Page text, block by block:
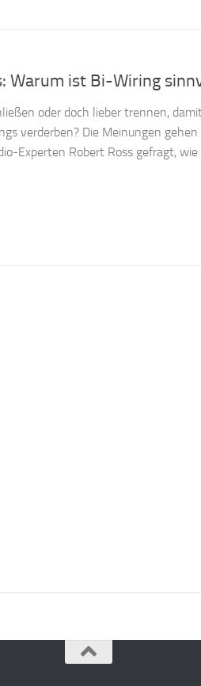
Warum ist Bi-Wiring
oder doch lieber trennen,
verderben? Die Meinungen gehen
Experten Robert Ross gefragt, wie